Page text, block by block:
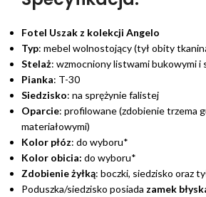
Fotel Uszak z kolekcji Angelo
Typ: mebel wolnostojący (tył obity
Stelaż: wzmocniony listwami bukowymi i
Pianka: T-30
Siedzisko: na sprężynie falistej
Oparcie: profilowane (zdobienie trzema
materiałowymi)
Kolor płóz: do wyboru*
Kolor obicia: do wyboru*
Zdobienie żyłką: boczki, siedzisko oraz
Poduszka/siedzisko posiada zamek